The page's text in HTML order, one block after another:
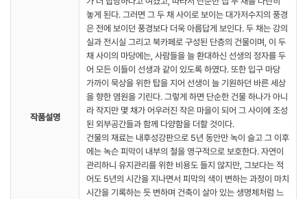
작품설명
놓게 된다. 그러면 그 두 채 사이로 보이는 대가저수지의 풍경
은 전에 보이던 풍경보다 더욱 아름답게 보인다. 두 채는 강의
실과 전시실 그리고 북카페로 구성된 단층의 건물이며, 이 두
채 사이의 마당에는, 사람들을 늘 환대하신 선생의 정자를 두
어 모든 이들이 선생과 같이 있도록 하였다. 또한 입구 마당
가까이 묵상을 위한 탑을 지어 선생이 늘 기원하던 바른 세상
을 향한 염원을 기린다. 그렇게 하면 단순한 건물 하나가 아니
라 작지만 몇 채가 어우러진 작은 마을이 되어 그 사이에 조성
된 외부공간들과 함께 다양함을 더할 것이다.
건물의 재료는 내후성강판으로 5년 동안만 녹이 슬고 그 이후
에는 녹슨 피막이 내부의 철을 영구적으로 보호한다. 자연이
관리하니 유지관리를 위한 비용도 들지 않지만, 그보다는 적
어도 5년의 시간을 지나면서 피막의 색이 변하는 과정이 마치
시간을 기록하는 듯 변하며 건축이 살아 있는 생명체처럼 느